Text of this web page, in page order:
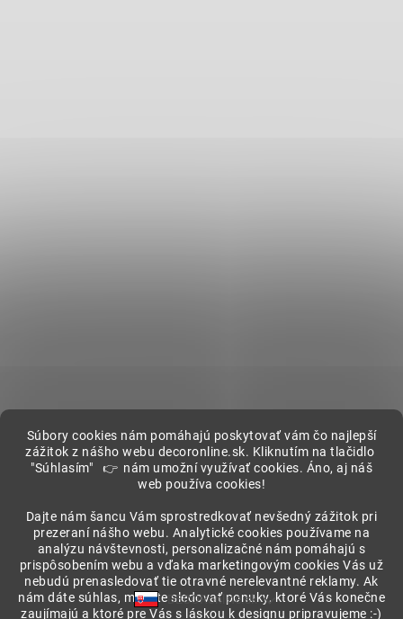
Súbory cookies nám pomáhajú poskytovať vám čo najlepší
zážitok z nášho webu decoronline.sk. Kliknutím na tlačidlo
"Súhlasím" 👉 nám umožní využívať cookies. Áno, aj náš
web používa cookies!
Dajte nám šancu Vám sprostredkovať nevšedný zážitok pri
prezeraní nášho webu. Analytické cookies používame na
analýzu návštevnosti, personalizačné nám pomáhajú s
prispôsobením webu a vďaka marketingovým cookies Vás už
nebudú prenasledovať tie otravné nerelevantné reklamy. Ak
nám dáte súhlas, môžete sledovať ponuky, ktoré Vás konečne
zaujímajú a ktoré pre Vás s láskou k designu pripravujeme :-)
Showroom
DECORonline.sk